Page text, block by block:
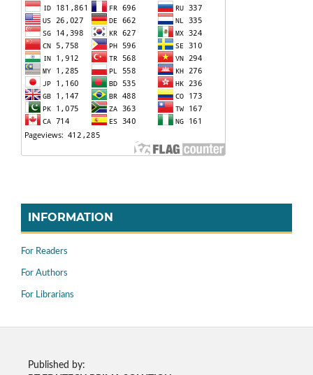
INFORMATION
For Readers
For Authors
For Librarians
Published by: